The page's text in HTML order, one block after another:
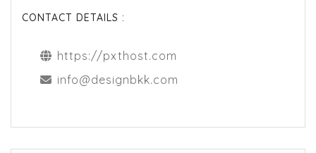
CONTACT DETAILS :
https://pxthost.com
info@designbkk.com